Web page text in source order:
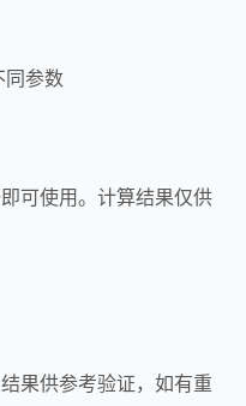
同参数
可使用。计算结果仅供
果供参考验证，如有重